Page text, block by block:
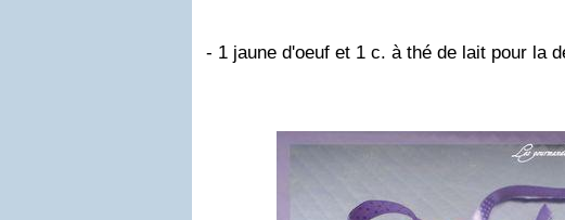
- 1 jaune d'oeuf et 1 c. à thé de lait pour la